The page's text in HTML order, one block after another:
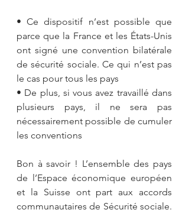
• Ce dispositif n’est possible que
parce que la France et les États-Unis
ont signé une convention bilatérale
de sécurité sociale. Ce qui n’est pas
le cas pour tous les pays
• De plus, si vous avez travaillé dans
plusieurs pays, il ne sera pas
nécessairement possible de cumuler
les conventions
Bon à savoir ! L’ensemble des pays
de l’Espace économique européen
et la Suisse ont part aux accords
communautaires de Sécurité sociale.